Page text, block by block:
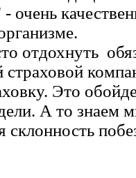
очень
отдохнуть
Это
А то знаем
склонность